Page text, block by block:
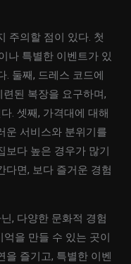
주의할 점이 있다. 첫
나 특별한 이벤트가 있
. 둘째, 드레스 코드에
된 복장을 요구하며,
. 셋째, 가격대에 대해
운 서비스와 분위기를
보다 높은 경우가 많기
다면, 보다 즐거운 경험
, 다양한 문화적 경험
을 만들 수 있는 곳이
을 즐기고, 특별한 이벤